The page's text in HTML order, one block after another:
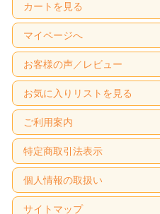
カートを見る
マイページへ
お客様の声／レビュー
お気に入りリストを見る
ご利用案内
特定商取引法表示
個人情報の取扱い
サイトマップ